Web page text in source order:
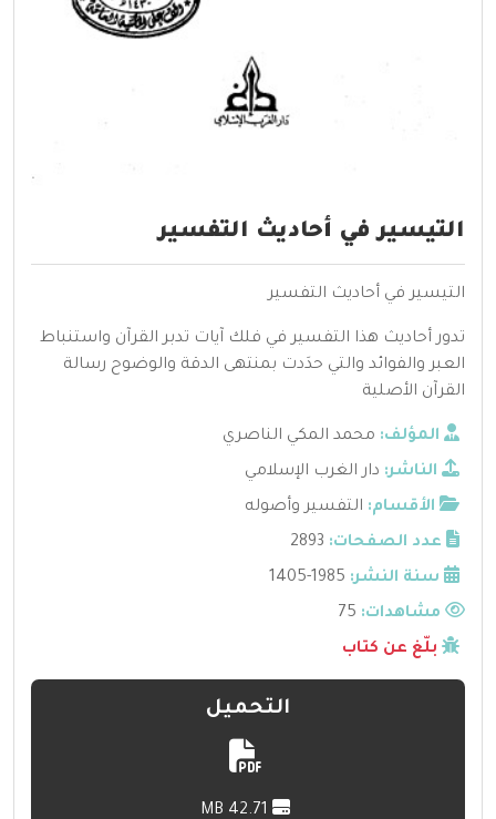
التيسير في أحاديث التفسير
التيسير في أحاديث التفسير
تدور أحاديث هذا التفسير في فلك آيات تدبر القرآن واستنباط
العبر والفوائد والتي حدَدت بمنتهى الدقة والوضوح رسالة
القرآن الأصلية
المؤلف: محمد المكي الناصري
الناشر: دار الغرب الإسلامي
الأقسام: التفسير وأصوله
عدد الصفحات: 2893
سنة النشر: 1985-1405
مشاهدات:
بلّغ عن كتاب
التحميل